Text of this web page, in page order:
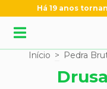
Há 19 anos
Início > Pedra